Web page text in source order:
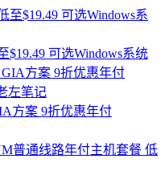
$19.49 可选Windows系统
方案 9折优惠年付